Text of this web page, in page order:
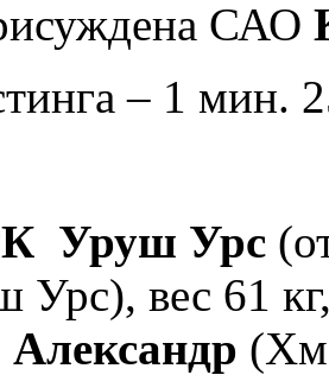
САО
– 1 мин.
Уруш Урс
вес 61
(